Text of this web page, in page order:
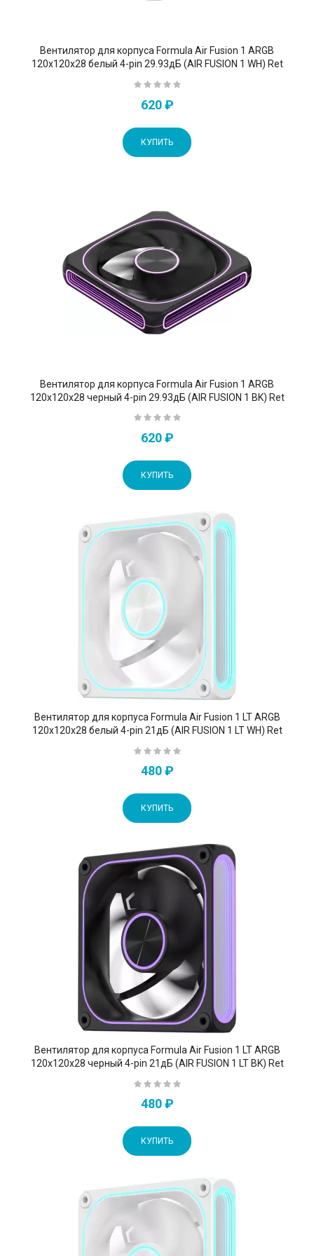
Вентилятор для корпуса Formula Air Fusion 1 ARGB
120х120x28 белый 4-pin 29.93дБ (AIR FUSION 1 WH) Ret
620 ₽
КУПИТЬ
Вентилятор для корпуса Formula Air Fusion 1 ARGB
120х120x28 черный 4-pin 29.93дБ (AIR FUSION 1 BK) Ret
620 ₽
КУПИТЬ
Вентилятор для корпуса Formula Air Fusion 1 LT ARGB
120х120x28 белый 4-pin 21дБ (AIR FUSION 1 LT WH) Ret
480 ₽
КУПИТЬ
Вентилятор для корпуса Formula Air Fusion 1 LT ARGB
120х120x28 черный 4-pin 21дБ (AIR FUSION 1 LT BK) Ret
480 ₽
КУПИТЬ